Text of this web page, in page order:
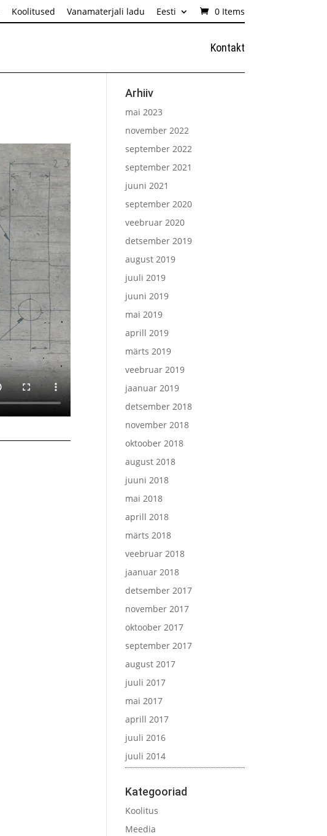
Koolitused Vanamaterjali ladu Eesti 0 Items
Kontakt
Arhiiv
mai 2023
november 2022
september 2022
september 2021
juuni 2021
september 2020
veebruar 2020
detsember 2019
august 2019
juuli 2019
juuni 2019
mai 2019
aprill 2019
märts 2019
veebruar 2019
jaanuar 2019
detsember 2018
november 2018
oktoober 2018
august 2018
juuni 2018
mai 2018
aprill 2018
märts 2018
veebruar 2018
jaanuar 2018
detsember 2017
november 2017
oktoober 2017
september 2017
august 2017
juuli 2017
mai 2017
aprill 2017
juuli 2016
juuli 2014
Kategooriad
Koolitus
Meedia